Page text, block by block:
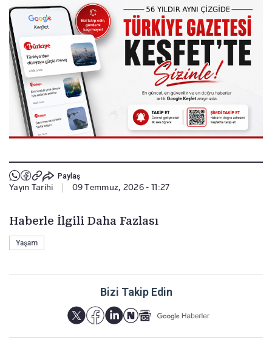
Paylaş
Yayın Tarihi 09 Temmuz, 2026 - 11:27
Haberle İlgili Daha Fazlası
Yaşam
Bizi Takip Edin